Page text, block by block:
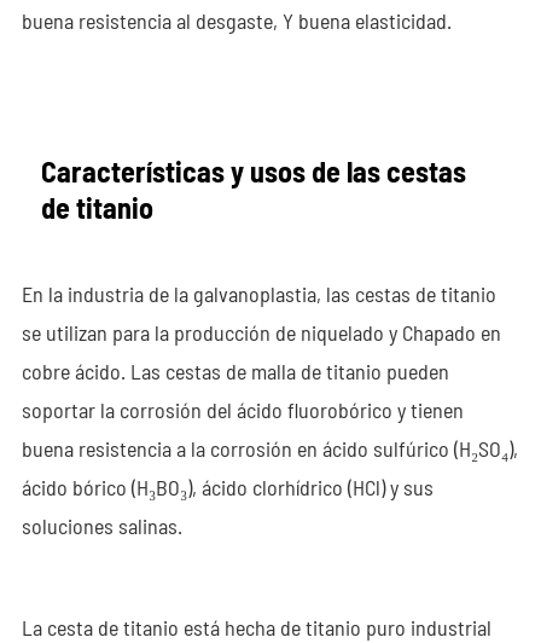
buena resistencia al desgaste, Y buena elasticidad.
Características y usos de las cestas
de titanio
En la industria de la galvanoplastia, las cestas de titanio
se utilizan para la producción de niquelado y Chapado en
cobre ácido. Las cestas de malla de titanio pueden
soportar la corrosión del ácido fluorobórico y tienen
buena resistencia a la corrosión en ácido sulfúrico (H₂SO₄),
ácido bórico (H₃BO₃), ácido clorhídrico (HCl) y sus
soluciones salinas.
La cesta de titanio está hecha de titanio puro industrial